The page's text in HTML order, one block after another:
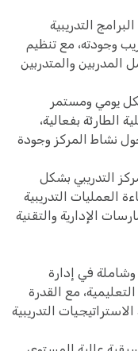
التدريبية
وجودته، مع تنظيم
المدربين والمتدربين
يومي ومستمر
الطارئة بفعالية،
نشاط المركز وجودة
التدريبي بشكل
العمليات التدريبية
الإدارية والتقنية
في إدارة
التعليمية، مع القدرة
التدريبية